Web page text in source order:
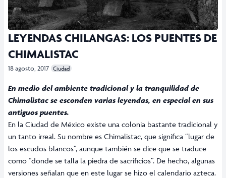
LEYENDAS CHILANGAS: LOS PUENTES DE
CHIMALISTAC
18 agosto, 2017 Ciudad
En medio del ambiente tradicional y la tranquilidad de
Chimalistac se esconden varias leyendas, en especial en sus
antiguos puentes.
En la Ciudad de México existe una colonia bastante tradicional y
un tanto irreal. Su nombre es Chimalistac, que significa “lugar de
los escudos blancos”, aunque también se dice que se traduce
como “donde se talla la piedra de sacrificios”. De hecho, algunas
versiones señalan que en este lugar se hizo el calendario azteca.